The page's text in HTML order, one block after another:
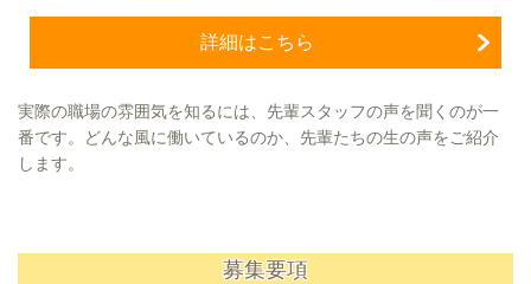
詳細はこちら
実際の職場の雰囲気を知るには、先輩スタッフの声を聞くのが一
番です。どんな風に働いているのか、先輩たちの生の声をご紹介
します。
募集要項